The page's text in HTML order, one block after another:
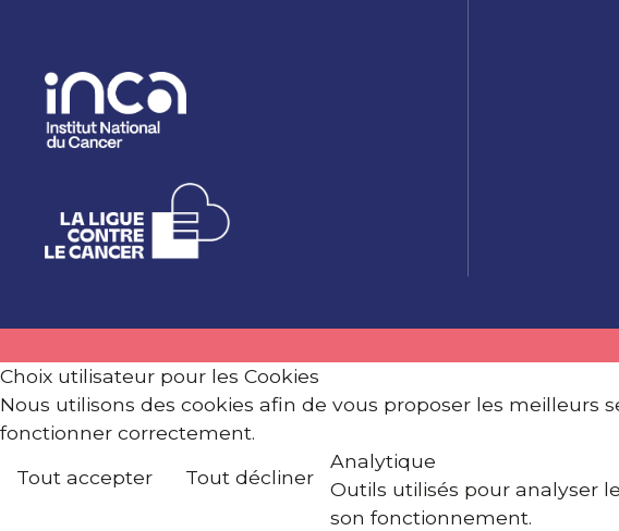
Choix utilisateur pour les Cookies
Nous utilisons des cookies afin de vous proposer les meilleurs
fonctionner correctement.
Tout accepter
Tout décliner
Analytique
Outils utilisés pour analyser
son fonctionnement.